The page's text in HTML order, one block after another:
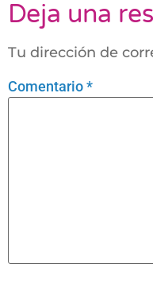
Deja una
Tu dirección de
Comentario*